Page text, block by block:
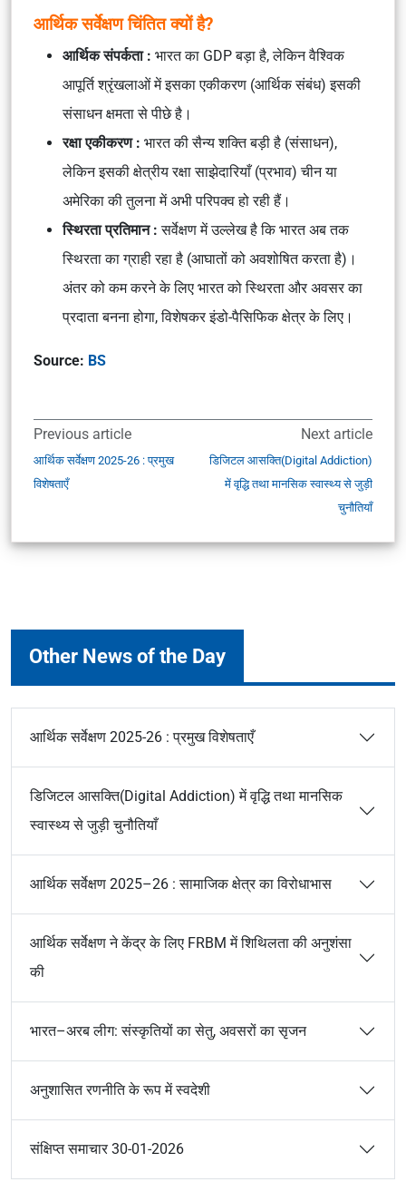
आर्थिक सर्वेक्षण चिंतित क्यों है?
आर्थिक संपर्कता : भारत का GDP बड़ा है, लेकिन वैश्विक
आपूर्ति श्रृंखलाओं में इसका एकीकरण (आर्थिक संबंध) इसकी
संसाधन क्षमता से पीछे है।
रक्षा एकीकरण : भारत की सैन्य शक्ति बड़ी है (संसाधन),
लेकिन इसकी क्षेत्रीय रक्षा साझेदारियाँ (प्रभाव) चीन या
अमेरिका की तुलना में अभी परिपक्व हो रही हैं।
स्थिरता प्रतिमान : सर्वेक्षण में उल्लेख है कि भारत अब तक
स्थिरता काग्राहीरहा है (आघातों को अवशोषित करता है)।
अंतर को कम करने के लिए भारत कोस्थिरता और अवसर का
प्रदाताबनना होगा, विशेषकरइंडो-पैसिफिकक्षेत्र के लिए।
Source: BS
Previous article
आर्थिक सर्वेक्षण 2025-26 : प्रमुख
विशेषताएँ
Next article
डिजिटल आसक्ति(Digital Addiction)
में वृद्धि तथा मानसिक स्वास्थ्य से जुड़ी
चुनौतियाँ
Other News of the Day
आर्थिक सर्वेक्षण 2025-26 : प्रमुख विशेषताएँ
डिजिटल आसक्ति(Digital Addiction) में वृद्धि तथा मानसिक
स्वास्थ्य से जुड़ी चुनौतियाँ
आर्थिक सर्वेक्षण 2025–26 : सामाजिक क्षेत्र का विरोधाभास
आर्थिक सर्वेक्षण ने केंद्र के लिए FRBM में शिथिलता की अनुशंसा
की
भारत–अरब लीग: संस्कृतियों का सेतु, अवसरों का सृजन
अनुशासित रणनीति के रूप में स्वदेशी
संक्षिप्त समाचार 30-01-2026